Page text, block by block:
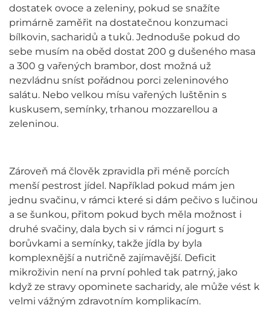
dostatek ovoce a zeleniny, pokud se snažíte
primárně zaměřit na dostatečnou konzumaci
bílkovin, sacharidů a tuků. Jednoduše pokud do
sebe musím na oběd dostat 200 g dušeného masa
a 300 g vařených brambor, dost možná už
nezvládnu sníst pořádnou porci zeleninového
salátu. Nebo velkou mísu vařených luštěnin s
kuskusem, semínky, trhanou mozzarellou a
zeleninou.
Zároveň má člověk zpravidla při méně porcích
menší pestrost jídel. Například pokud mám jen
jednu svačinu, v rámci které si dám pečivo s lučinou
a se šunkou, přitom pokud bych měla možnost i
druhé svačiny, dala bych si v rámci ní jogurt s
borůvkami a semínky, takže jídla by byla
komplexnější a nutričně zajímavější. Deficit
mikroživin není na první pohled tak patrný, jako
když ze stravy opominete sacharidy, ale může vést k
velmi vážným zdravotním komplikacím.